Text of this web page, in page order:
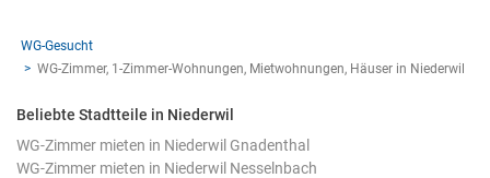
WG-Gesucht
WG-Zimmer, 1-Zimmer-Wohnungen, Mietwohnungen, Häuser in Niederwil
Beliebte Stadtteile in Niederwil
WG-Zimmer mieten in Niederwil Gnadenthal
WG-Zimmer mieten in Niederwil Nesselnbach